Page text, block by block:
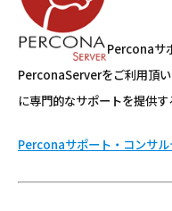
Perconaサ
PerconaServerをご利用頂
に専門的なサポートを提供す
Perconaサポート・コンサ